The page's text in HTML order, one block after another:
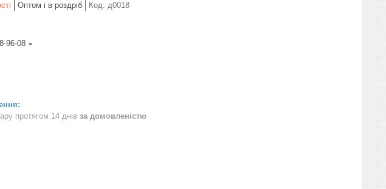
Оптом і в роздріб Код: д0018
96-08
протягом 14 днів за домовленістю